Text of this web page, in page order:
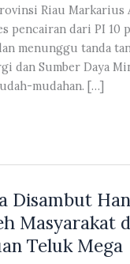
Riau Markarius
pencairan dari PI 10
menunggu tanda
dan Sumber Daya
mudahan. […]
Disambut
Masyarakat
Teluk Mega